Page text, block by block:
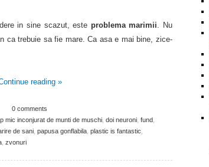
in sine scazut, este problema marimii. Nu
ca trebuie sa fie mare. Ca asa e mai bine, zice-
reading »
0 comments
mic inconjurat de munti de muschi doi neuroni fund
de sani papusa gonflabila plastic is fantastic
zvonuri